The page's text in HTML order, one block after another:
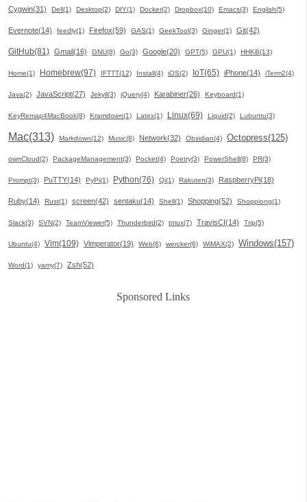
Cygwin(31) Dell(1) Desktop(2) DIY(1) Docker(2) Dropbox(10) Emacs(3) English(5)
Evernote(14) feedly(1) Firefox(59) GAS(1) GeekTool(3) Ginger(1) Git(42)
GitHub(81) Gmail(16) GNU(8) Go(3) Google(20) GPT(5) GPU(1) HHKB(13)
Home(1) Homebrew(97) IFTTT(12) Install(4) iOS(2) IoT(65) iPhone(14) iTerm2(4)
Java(2) JavaScript(27) Jekyll(3) jQuery(4) Karabiner(26) Keyboard(1)
KeyRemap4MacBook(8) Kramdown(1) Latex(1) Linux(69) Liquid(2) Lubuntu(3)
Mac(313) Markdown(12) Music(8) Network(32) Obsidian(4) Octopress(125)
ownCloud(2) PackageManagement(3) Pocket(4) Poetry(3) PowerShell(8) PR(3)
Prompt(3) PuTTY(14) PyPi(1) Python(76) Qi(1) Rakuten(3) RaspberryPi(18)
Ruby(14) Rust(1) screen(42) sentaku(14) Shell(1) Shopping(52) Shoppiong(1)
Slack(3) SVN(2) TeamViewer(5) Thunderbird(2) tmux(7) TravisCI(14) Trip(5)
Ubuntu(4) Vim(109) Vimperator(19) Web(6) wercker(6) WiMAX(2) Windows(157)
Word(1) yamy(7) Zsh(52)
Sponsored Links